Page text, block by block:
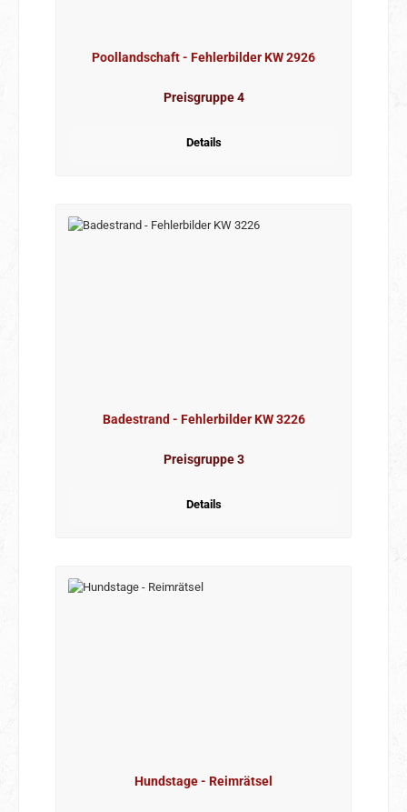
Poollandschaft - Fehlerbilder KW 2926
Preisgruppe 4
Details
Badestrand - Fehlerbilder KW 3226
Preisgruppe 3
Details
Hundstage - Reimrätsel